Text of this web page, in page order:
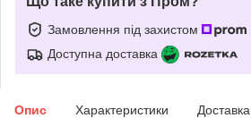
Замовлення під захистом
Доступна доставка
Опис Характеристики Доставка